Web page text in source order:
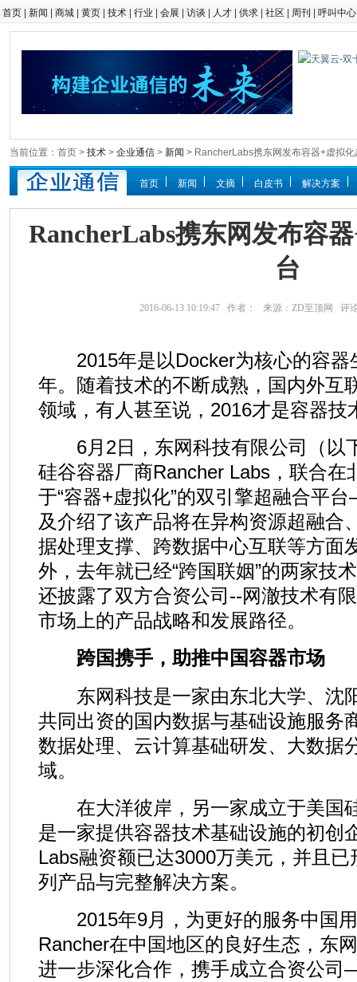
首页 新闻 商城 黄页 技术 行业 会展 访谈 人才 供求 社区 周刊 呼叫中心
当前位置：首页 > 技术 > 企业通信 > 新闻 > RancherLabs携东网发布容器+虚拟化
首页 新闻 文摘 白皮书 解决方案
RancherLabs携东网发布容
台
2016-06-13 10:19:47 作者： 来源：ZD至顶网 评
2015年是以Docker为核心的容器
年。随着技术的不断成熟，国内外互
领域，有人甚至说，2016才是容器技
6月2日，东网科技有限公司（以
硅谷容器厂商Rancher Labs，联合在
于“容器+虚拟化”的双引擎超融合平
及介绍了该产品将在异构资源超融合
据处理支撑、跨数据中心互联等方面
外，去年就已经“跨国联姻”的两家技
还披露了双方合资公司--网澈技术有
市场上的产品战略和发展路径。
跨国携手，助推中国容器市场
东网科技是一家由东北大学、沈
共同出资的国内数据与基础设施服务
数据处理、云计算基础研发、大数据
域。
在大洋彼岸，另一家成立于美国
是一家提供容器技术基础设施的初创
Labs融资额已达3000万美元，并且
列产品与完整解决方案。
2015年9月，为更好的服务中国用
Rancher在中国地区的良好生态，东
进一步深化合作，携手成立合资公